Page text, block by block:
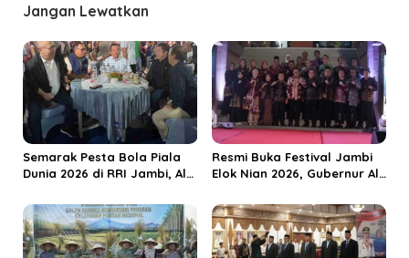
s
i
p
o
s
Jangan Lewatkan
Semarak Pesta Bola Piala
Dunia 2026 di RRI Jambi, Al
Ekonomi Rakyat
Resmi Buka Festival Jambi
Elok Nian 2026, Gubernur Al
Jadi Destinasi Wisata
Budaya Unggulan